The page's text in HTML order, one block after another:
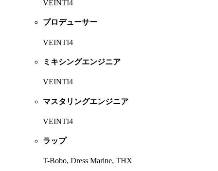
VEINTI4
プロデューサー
VEINTI4
ミキシングエンジニア
VEINTI4
マスタリングエンジニア
VEINTI4
ラップ
T-Bobo, Dress Marine, THX